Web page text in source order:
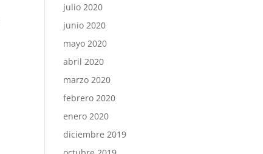
julio 2020
junio 2020
mayo 2020
abril 2020
marzo 2020
febrero 2020
enero 2020
diciembre 2019